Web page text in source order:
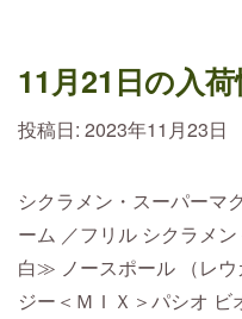
11月21日の入
投稿日: 2023年11月23日
シクラメン・スーパーマ
ーム ／フリル シクラメ
白≫ ノースポール （レ
ジー＜ＭＩＸ＞パシオ